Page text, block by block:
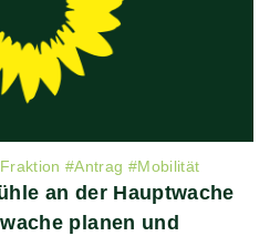
#Antrag #Mobilität
an der Hauptwache
planen und